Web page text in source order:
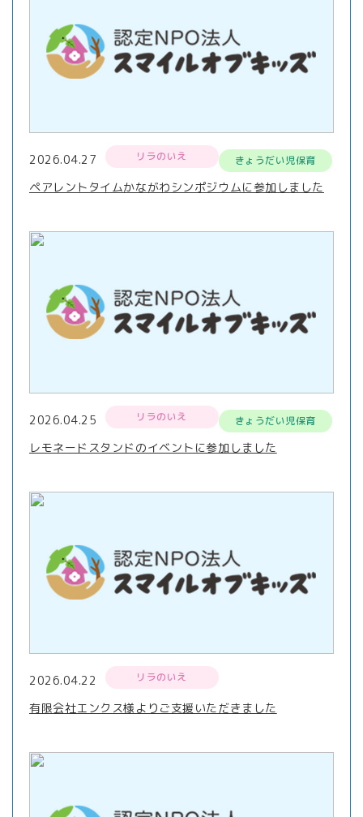
2026.04.27 リラのいえ きょうだい児保育
ペアレントタイムかながわシンポジウムに参加しました
2026.04.25 リラのいえ きょうだい児保育
レモネードスタンドのイベントに参加しました
2026.04.22 リラのいえ
有限会社エンクス様よりご支援いただきました